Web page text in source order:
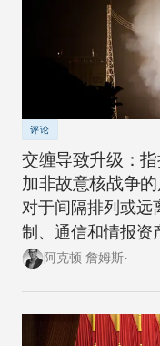
评论
交缠导致升级：
加非故意核战争
对于间隔排列或远
制、通信和情报资
来越大。
阿克顿 詹姆斯•